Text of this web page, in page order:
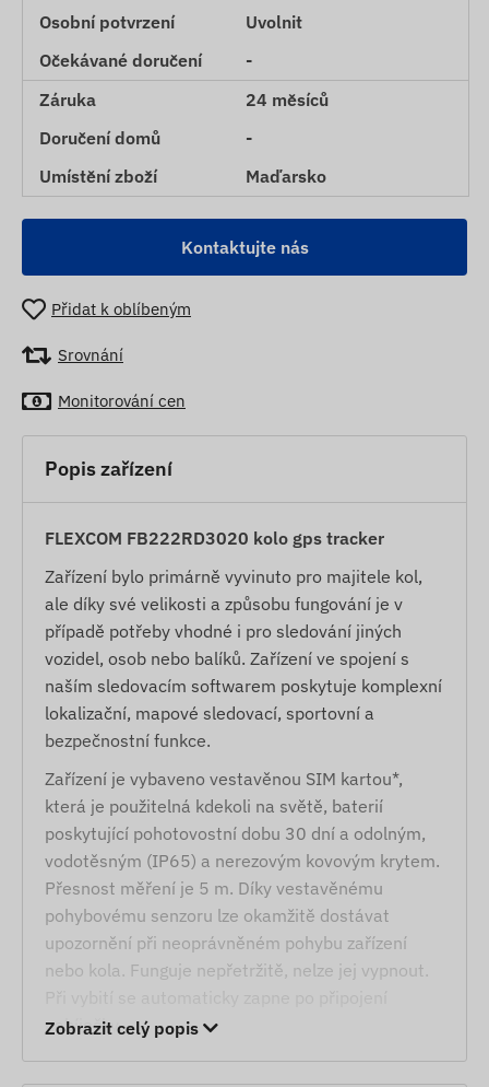
Osobní potvrzení
Uvolnit
Očekávané doručení
-
Záruka
24 měsíců
Doručení domů
-
Umístění zboží
Maďarsko
Kontaktujte nás
Přidat k oblíbeným
Srovnání
Monitorování cen
Popis zařízení
FLEXCOM FB222RD3020 kolo gps tracker
Zařízení bylo primárně vyvinuto pro majitele kol,
ale díky své velikosti a způsobu fungování je v
případě potřeby vhodné i pro sledování jiných
vozidel, osob nebo balíků. Zařízení ve spojení s
naším sledovacím softwarem poskytuje komplexní
lokalizační, mapové sledovací, sportovní a
bezpečnostní funkce.
Zařízení je vybaveno vestavěnou SIM kartou*,
která je použitelná kdekoli na světě, baterií
poskytující pohotovostní dobu 30 dní a odolným,
vodotěsným (IP65) a nerezovým kovovým krytem.
Přesnost měření je 5 m. Díky vestavěnému
pohybovému senzoru lze okamžitě dostávat
upozornění při neoprávněném pohybu zařízení
nebo kola. Funguje nepřetržitě, nelze jej vypnout.
nabíječky.
Zařízení lze namontovat pod držák lahví pomocí
Zobrazit celý popis